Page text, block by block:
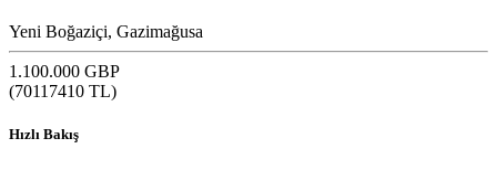
Yeni Boğaziçi, Gazimağusa
1.100.000 GBP
(70117410 TL)
Hızlı Bakış